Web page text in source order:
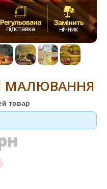
МАЛЮВАННЯ
товар